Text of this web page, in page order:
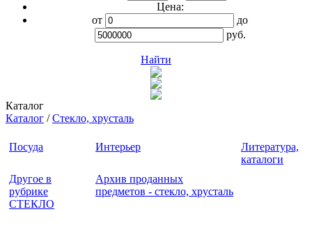
Цена:
от
до
руб.
Найти
Каталог
Каталог /Стекло, хрусталь
Посуда Интерьер
Литература,
каталоги
Другое в
рубрике
СТЕКЛО
Архив проданных
предметов - стекло, хрусталь